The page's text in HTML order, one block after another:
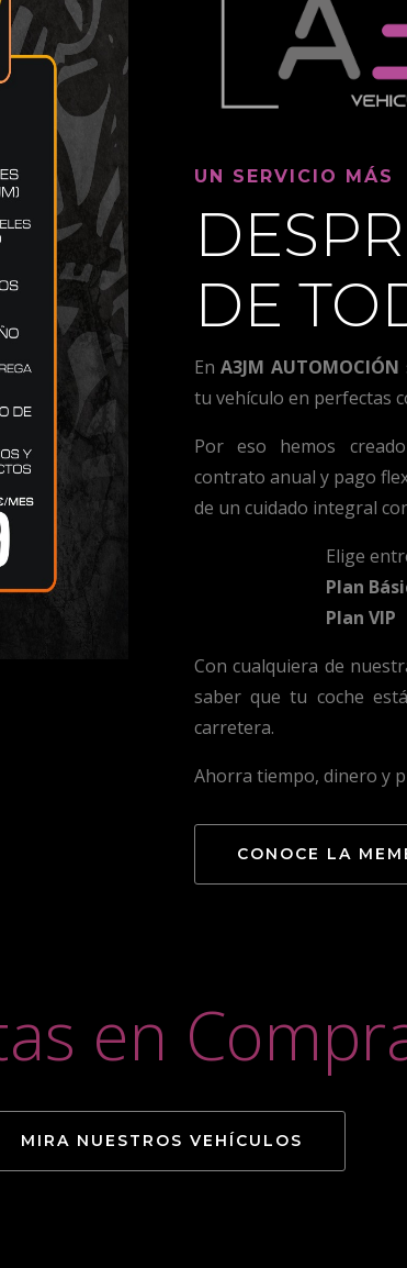
UN SERVICIO MÁS
DE
EnA3JM AUTOMOCIÓN
tu vehículo en perfectas
Por eso hemos
contrato anual y pago
de un cuidado integral
Elige
Plan
Plan VIP
Con cualquiera de
saber que tu coche
carretera.
Ahorra tiempo, dinero y
CONOCE LA
en
MIRA NUESTROS VEHÍCULOS